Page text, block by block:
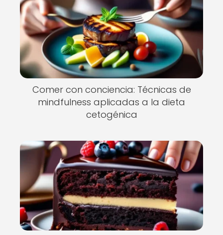
Comer con conciencia: Técnicas de
mindfulness aplicadas a la dieta
cetogénica